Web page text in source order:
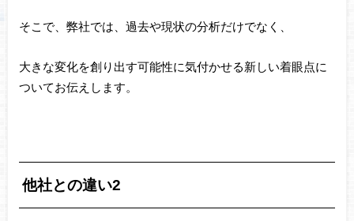
そこで、弊社では、過去や現状の分析だけでなく、
大きな変化を創り出す可能性に気付かせる新しい着眼点に
ついてお伝えします。
他社との違い2